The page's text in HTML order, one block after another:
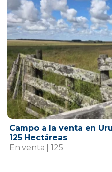
Campo a la venta en
125 Hectáreas
En venta | 125